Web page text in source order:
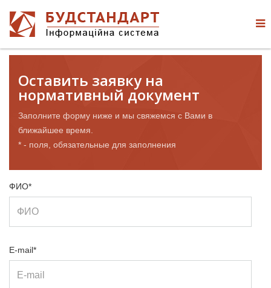
Оставить заявку на
нормативный документ
Заполните форму ниже и мы свяжемся с Вами в
ближайшее время.
* - поля, обязательные для заполнения
ФИО*
E-mail*